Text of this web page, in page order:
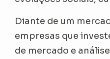
Diante de um
empresas que
de mercado e